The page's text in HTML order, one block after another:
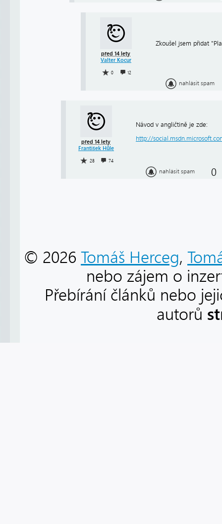
před 14 lety
Valter Kocur
0 12
Zkoušel jsem přidat
nahlásit spam
před 14 lety
František Hůle
28 74
Návod v angličtině je zde:
http://
nahlásit spam 0
© 2026 Tomáš Herceg,
nebo zájem o
Přebírání článků nebo
autorů